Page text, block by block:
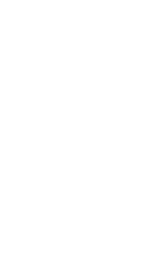
実させたい方におす